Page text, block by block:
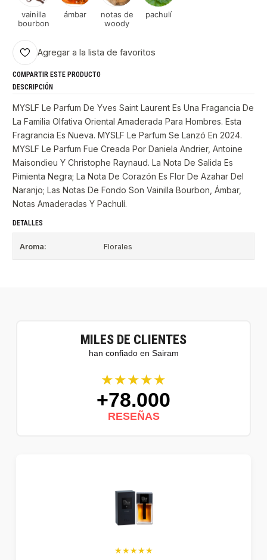
vainilla
bourbon
ámbar
notas de
woody
pachulí
Agregar a la lista de favoritos
COMPARTIR ESTE PRODUCTO
DESCRIPCIÓN
MYSLF Le Parfum De Yves Saint Laurent Es Una Fragancia De
La Familia Olfativa Oriental Amaderada Para Hombres. Esta
Fragrancia Es Nueva. MYSLF Le Parfum Se Lanzó En 2024.
MYSLF Le Parfum Fue Creada Por Daniela Andrier, Antoine
Maisondieu Y Christophe Raynaud. La Nota De Salida Es
Pimienta Negra; La Nota De Corazón Es Flor De Azahar Del
Naranjo; Las Notas De Fondo Son Vainilla Bourbon, Ámbar,
Notas Amaderadas Y Pachulí.
DETALLES
Aroma: Florales
MILES DE CLIENTES
han confiado en Sairam
★★★★★
+78.000
RESEÑAS
★★★★★